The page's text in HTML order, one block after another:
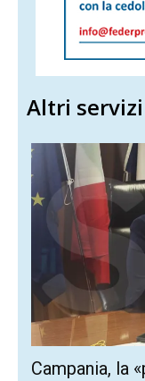
Altri servizi
Campania, la